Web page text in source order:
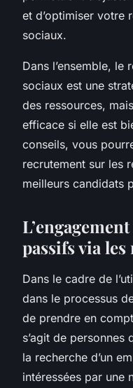
et d’optimiser votre
sociaux.
Dans l’ensemble, le
sociaux est une
des ressources,
efficace si elle est
conseils, vous
recrutement sur les
meilleurs candidats
passifs via
Dans le cadre de
dans le processus
de prendre en
s’agit de personnes
la recherche d’un
intéressées par une